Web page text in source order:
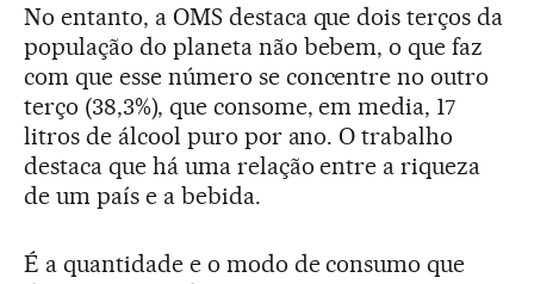
No entanto, a OMS destaca que dois terços da
população do planeta não bebem, o que faz
com que esse número se concentre no outro
terço (38,3%), que consome, em media, 17
litros de álcool puro por ano. O trabalho
destaca que há uma relação entre a riqueza
de um país e a bebida.
É a quantidade e o modo de consumo que